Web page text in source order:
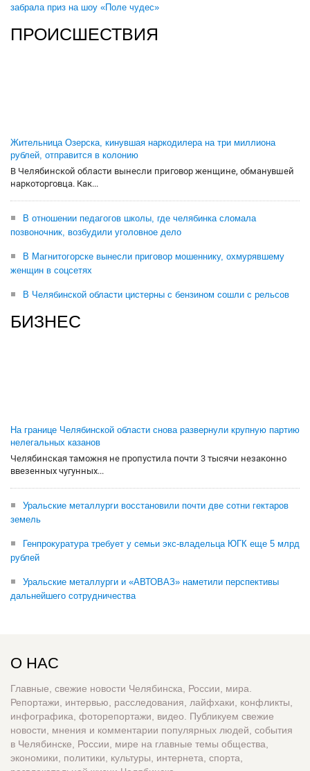
забрала приз на шоу «Поле чудес»
ПРОИСШЕСТВИЯ
Жительница Озерска, кинувшая наркодилера на три миллиона
рублей, отправится в колонию
В Челябинской области вынесли приговор женщине, обманувшей
наркоторговца. Как...
В отношении педагогов школы, где челябинка сломала
позвоночник, возбудили уголовное дело
В Магнитогорске вынесли приговор мошеннику, охмурявшему
женщин в соцсетях
В Челябинской области цистерны с бензином сошли с рельсов
БИЗНЕС
На границе Челябинской области снова развернули крупную партию
нелегальных казанов
Челябинская таможня не пропустила почти 3 тысячи незаконно
ввезенных чугунных...
Уральские металлурги восстановили почти две сотни гектаров
земель
Генпрокуратура требует у семьи экс-владельца ЮГК еще 5 млрд
рублей
Уральские металлурги и «АВТОВАЗ» наметили перспективы
дальнейшего сотрудничества
О НАС
Главные, свежие новости Челябинска, России, мира.
Репортажи, интервью, расследования, лайфхаки, конфликты,
инфографика, фоторепортажи, видео. Публикуем свежие
новости, мнения и комментарии популярных людей, события
в Челябинске, России, мире на главные темы общества,
экономики, политики, культуры, интернета, спорта,